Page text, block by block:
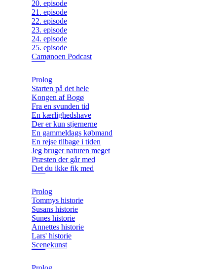
20. episode
21. episode
22. episode
23. episode
24. episode
25. episode
Camønoen Podcast
Prolog
Starten på det hele
Kongen af Bogø
Fra en svunden tid
En kærlighedshave
Der er kun stjernerne
En gammeldags købmand
En rejse tilbage i tiden
Jeg bruger naturen meget
Præsten der går med
Det du ikke fik med
Prolog
Tommys historie
Susans historie
Sunes historie
Annettes historie
Lars' historie
Scenekunst